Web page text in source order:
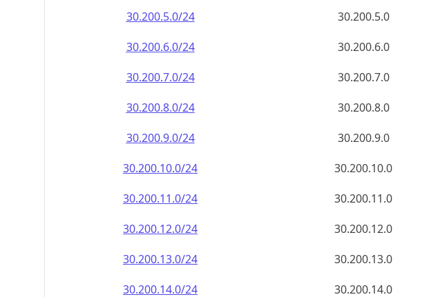
30.200.5.0/24
30.200.5.0
30.200.6.0/24
30.200.6.0
30.200.7.0/24
30.200.7.0
30.200.8.0/24
30.200.8.0
30.200.9.0/24
30.200.9.0
30.200.10.0/24
30.200.10.0
30.200.11.0/24
30.200.11.0
30.200.12.0/24
30.200.12.0
30.200.13.0/24
30.200.13.0
30.200.14.0/24
30.200.14.0